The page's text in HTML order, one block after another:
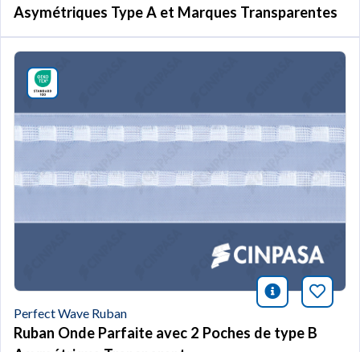
Asymétriques Type A et Marques Transparentes
icono
Perfect Wave Ruban
Ruban Onde Parfaite avec 2 Poches de type B